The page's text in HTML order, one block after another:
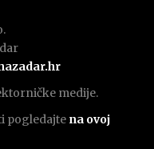
medije.
pogledajte na ovoj